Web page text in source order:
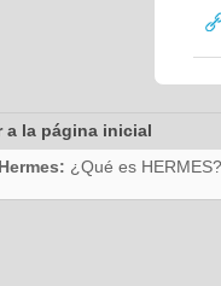
a la página inicial
¿Qué es HERMES?